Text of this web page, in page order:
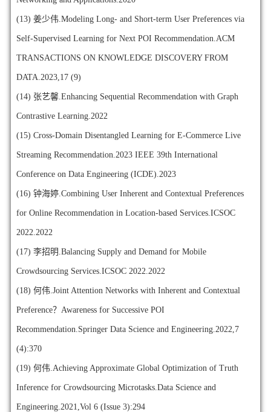
(13) 姜少伟.Modeling Long- and Short-term User Preferences via
Self-Supervised Learning for Next POI Recommendation.ACM
TRANSACTIONS ON KNOWLEDGE DISCOVERY FROM
DATA.2023,17 (9)
(14) 张艺馨.Enhancing Sequential Recommendation with Graph
Contrastive Learning.2022
(15) Cross-Domain Disentangled Learning for E-Commerce Live
Streaming Recommendation.2023 IEEE 39th International
Conference on Data Engineering (ICDE).2023
(16) 钟海婷.Combining User Inherent and Contextual Preferences
for Online Recommendation in Location-based Services.ICSOC
2022.2022
(17) 李招明.Balancing Supply and Demand for Mobile
Crowdsourcing Services.ICSOC 2022.2022
(18) 何伟.Joint Attention Networks with Inherent and Contextual
Preference？Awareness for Successive POI
Recommendation.Springer Data Science and Engineering.2022,7
(4):370
(19) 何伟.Achieving Approximate Global Optimization of Truth
Inference for Crowdsourcing Microtasks.Data Science and
Engineering.2021,Vol 6 (Issue 3):294